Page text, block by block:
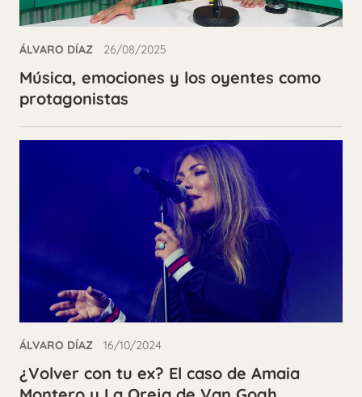
ÁLVARO DÍAZ 26/08/2025
Música, emociones y los oyentes como
protagonistas
ÁLVARO DÍAZ 16/10/2024
¿Volver con tu ex? El caso de Amaia